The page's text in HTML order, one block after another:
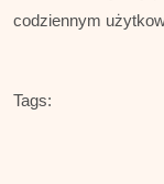
codziennym
Tags: